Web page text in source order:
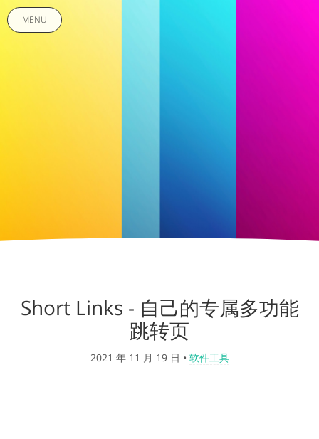
MENU
Short Links - 自己的专属多功能
跳转页
2021 年 11 月 19 日 • 软件工具